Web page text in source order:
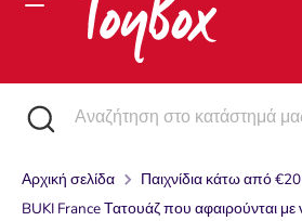
στο
κατάστημά
μας
ΑναζήτησηΑναζήτηση
κατάστημά
μας
Κλείστε
αναζήτηση
Αρχική σελίδα
Παιχνίδια κάτω από €20
BUKI France Τατουάζ που αφαιρούνται με